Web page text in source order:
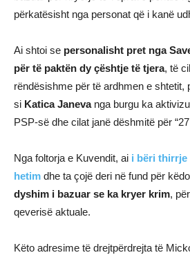
përkatësisht nga personat që i kanë
Ai shtoi se personalisht pret nga
për të paktën dy çështje të tjera, të
rëndësishme për të ardhmen e
si Katica Janevanga burgu ka
PSP-së dhe cilat janë dëshmitë për “27
Nga foltorja e Kuvendit, ai i bëri thirrje
hetim dhe ta çojë deri në fund për
dyshim i bazuar se ka kryer krim,
qeverisë aktuale.
Këto adresime të drejtpërdrejta të